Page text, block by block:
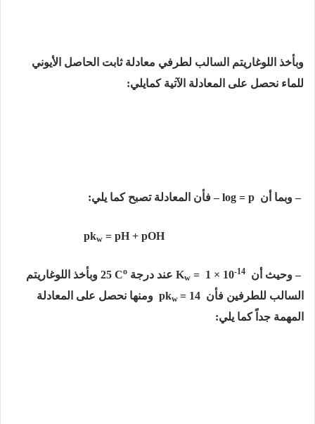
وبأخذ اللوغاريتم السالب لطرفي معادلة ثابت الحاصل الأيوني
للماء نحصل على المعادلة الآتية كمايلي:
– وبما أن – log = pفأن المعادلة تصبح كما يلي:
pkw= pH + pOH
– وحيث أن Kw = 1 × 10-14 عند درجة 25 Co
وبأخذ اللوغاريتم
السالب للطرفين فأن
pkw = 14
ومنها نحصل على المعادلة
المهمة جداً كما يلي: